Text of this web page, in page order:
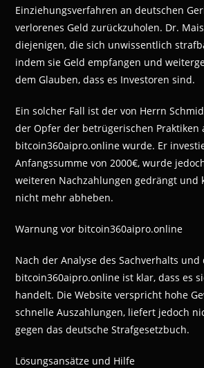
Einziehungsverfahren an deutschen
verlorenes Geld zurückzuholen. Dr.
diejenigen, die sich unwissentlich
indem sie Geld empfangen und
dem Glauben, dass es Investoren sind.
Ein solcher Fall ist der von Herrn
der Opfer der betrügerischen Praktiken
bitcoin360aipro.online wurde. Er
Anfangssumme von 2000€, wurde
weiteren Nachzahlungen gedrängt und
nicht mehr abheben.
Warnung vor bitcoin360aipro.online
Nach der Analyse des Sachverhalts
bitcoin360aipro.online ist klar, dass es
handelt. Die Website verspricht hohe
schnelle Auszahlungen, liefert jedoch
gegen das deutsche Strafgesetzbuch.
Lösungsansätze und Hilfe